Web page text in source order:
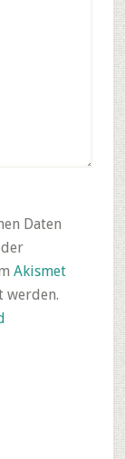
Daten
Akismet
werden.